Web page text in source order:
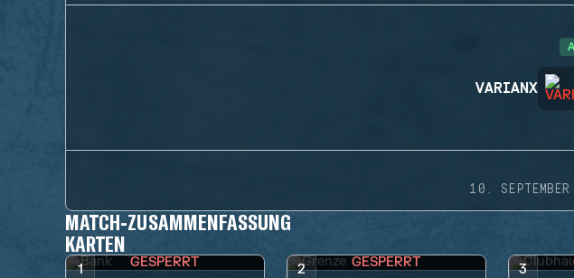
VARIANX
10.
MATCH-ZUSAMMENFASSUNG
KARTEN
1 GESPERRT 2 GESPERRT 3